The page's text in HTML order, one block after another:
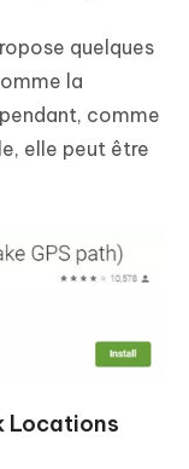
quelques
la
comme
elle peut être
Locations